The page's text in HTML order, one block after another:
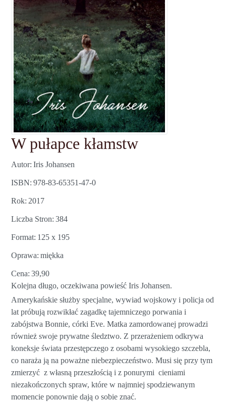
W pułapce kłamstw
Autor Iris Johansen
ISBN 978-83-65351-47-0
Rok 2017
Liczba Stron 384
Format 125 x 195
Oprawa miękka
Cena 39,90
Kolejna długo, oczekiwana powieść Iris Johansen.
Amerykańskie służby specjalne, wywiad wojskowy i policja od
lat próbują rozwikłać zagadkę tajemniczego porwania i
zabójstwa Bonnie, córki Eve. Matka zamordowanej prowadzi
również swoje prywatne śledztwo. Z przerażeniem odkrywa
koneksje świata przestępczego z osobami wysokiego szczebla,
co naraża ją na poważne niebezpieczeństwo. Musi się przy tym
zmierzyć z własną przeszłością i z ponurymi cieniami
niezakończonych spraw, które w najmniej spodziewanym
momencie ponownie dają o sobie znać.